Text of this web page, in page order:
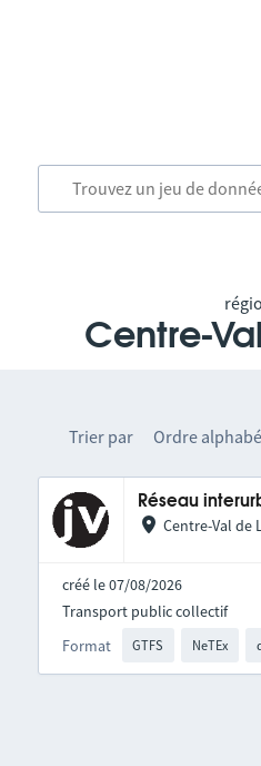
Centre-
Trier par Ordre
Réseau
Centre-Val de
créé le 07/08/2026
Format GTFS NeTEx
Transport public collectif